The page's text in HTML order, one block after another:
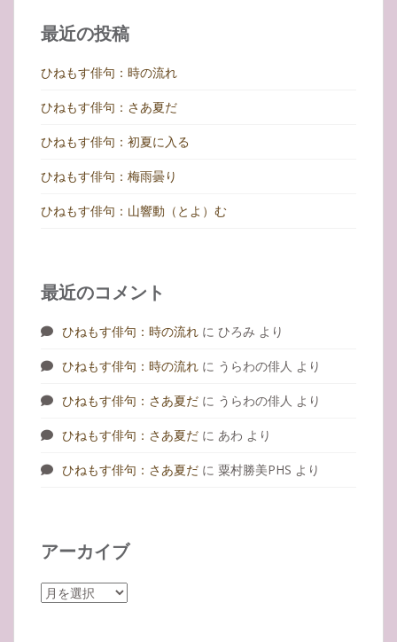
最近の投稿
ひねもす俳句：時の流れ
ひねもす俳句：さあ夏だ
ひねもす俳句：初夏に入る
ひねもす俳句：梅雨曇り
ひねもす俳句：山響動（とよ）む
最近のコメント
ひねもす俳句：時の流れ に ひろみ より
ひねもす俳句：時の流れ に うらわの俳人 より
ひねもす俳句：さあ夏だ に うらわの俳人 より
ひねもす俳句：さあ夏だ に あわ より
ひねもす俳句：さあ夏だ に 粟村勝美PHS より
アーカイブ
ア